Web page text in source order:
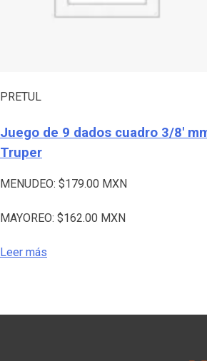
PRETUL
Juego de 9 dados cuadro 3/8′
Truper
MENUDEO: $179.00 MXN
MAYOREO: $162.00 MXN
Leer más